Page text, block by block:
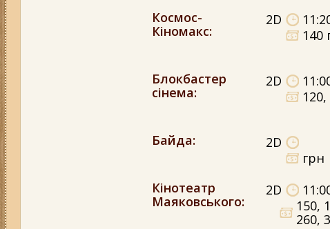
Космос-
Кіномакс:
2D
140
Блокбастер
сінема:
2D
Байда:
2D
грн
Кінотеатр
Маяковського:
2D
150,
260,